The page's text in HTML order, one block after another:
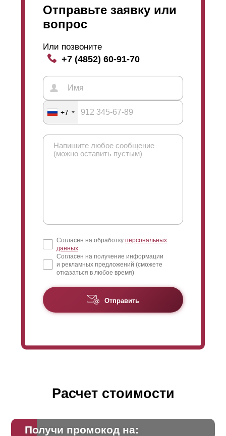
порошковое покрытие из данного материала стоит
полиэстер
Отправьте заявку или
вопрос
Или позвоните
+7 (4852) 60-91-70
+7
Согласен на обработку персональных
данных
Согласен на получение информации
и рекламных предложений (сможете
отказаться в любое время)
Отправить
Расчет стоимости
Получи промокод на: